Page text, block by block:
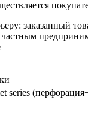
заказанный
series